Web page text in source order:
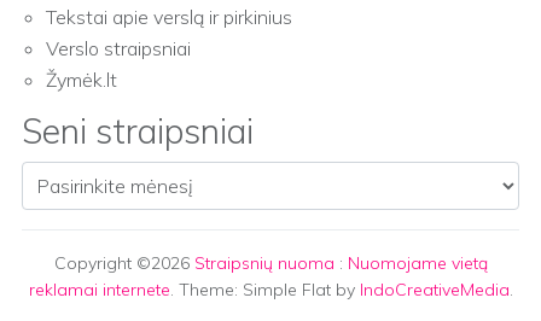
Tekstai apie verslą ir pirkinius
Verslo straipsniai
Žymėk.lt
Seni straipsniai
Seni straipsniai
Copyright ©2026 Straipsnių nuoma : Nuomojame vietą
reklamai internete. Theme: Simple Flat by IndoCreativeMedia.